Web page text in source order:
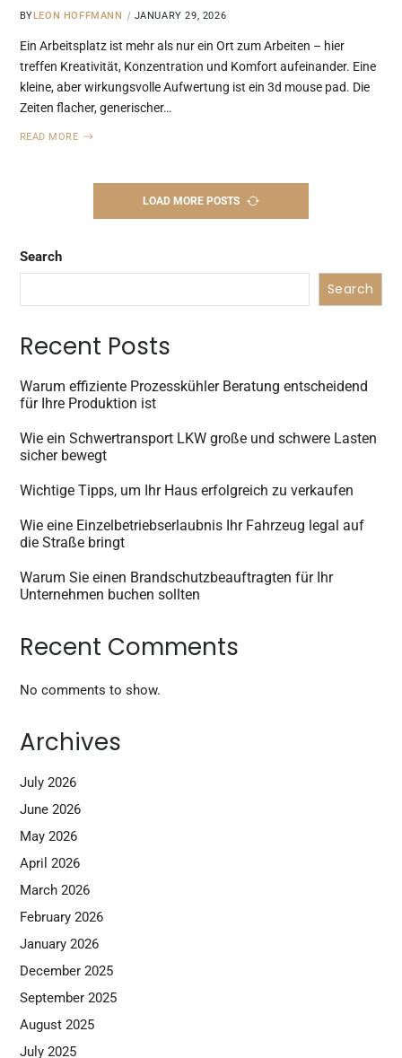
BYLEON HOFFMANN JANUARY 29, 2026
Ein Arbeitsplatz ist mehr als nur ein Ort zum Arbeiten – hier
treffen Kreativität, Konzentration und Komfort aufeinander. Eine
kleine, aber wirkungsvolle Aufwertung ist ein 3d mouse pad. Die
Zeiten flacher, generischer…
READ MORE
LOAD MORE POSTS
Search
Search
Recent Posts
Warum effiziente Prozesskühler Beratung entscheidend
für Ihre Produktion ist
Wie ein Schwertransport LKW große und schwere Lasten
sicher bewegt
Wichtige Tipps, um Ihr Haus erfolgreich zu verkaufen
Wie eine Einzelbetriebserlaubnis Ihr Fahrzeug legal auf
die Straße bringt
Warum Sie einen Brandschutzbeauftragten für Ihr
Unternehmen buchen sollten
Recent Comments
No comments to show.
Archives
July 2026
June 2026
May 2026
April 2026
March 2026
February 2026
January 2026
December 2025
September 2025
August 2025
July 2025